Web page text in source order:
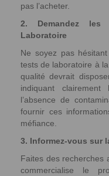
pas l’acheter.
2. Demandez les
Laboratoire
Ne soyez pas
tests de laboratoire à
qualité devrait
indiquant
l’absence de
fournir ces
méfiance.
3. Informez-vous sur
Faites des recherches
commercialise le